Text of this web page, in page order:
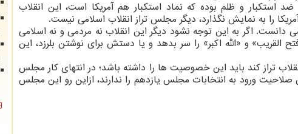
استکبار و ظلم بوده که نماد استکبار هم آمریکا است، این انقلاب
را به نمایش نگذارد، دیگر مجلس تراز انقلاب اسلامی نیست.
دانست. اگر به این توجه نشود دیگر این انقلاب نه مردمی و نه اسلامی
و «الله اکبر» را سر بدهد و یا دستش برای نوشتن بلرزد، این
تراز کند باید این خصوصیت ها را داشته باشد؛ در انتهای کار مجلس
ورود به انتخابات مجلس یازدهم را ندارند، ازاین رو این مجلس